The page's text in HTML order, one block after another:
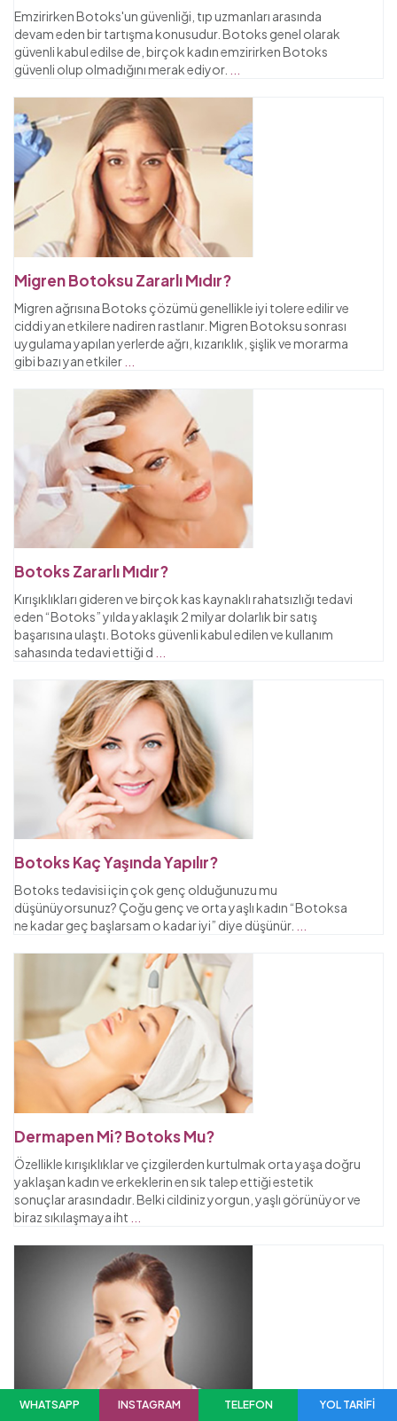
Emzirirken Botoks'un güvenliği, tıp uzmanları arasında
devam eden bir tartışma konusudur. Botoks genel olarak
güvenli kabul edilse de, birçok kadın emzirirken Botoks
güvenli olup olmadığını merak ediyor.
Migren Botoksu Zararlı Mıdır?
Migren ağrısına Botoks çözümü genellikle iyi tolere edilir ve
ciddi yan etkilere nadiren rastlanır. Migren Botoksu sonrası
uygulama yapılan yerlerde ağrı, kızarıklık, şişlik ve morarma
gibi bazı yan etkiler
Botoks Zararlı Mıdır?
Kırışıklıkları gideren ve birçok kas kaynaklı rahatsızlığı tedavi
eden “Botoks” yılda yaklaşık 2 milyar dolarlık bir satış
başarısına ulaştı. Botoks güvenli kabul edilen ve kullanım
sahasında tedavi ettiği d
Botoks Kaç Yaşında Yapılır?
Botoks tedavisi için çok genç olduğunuzu mu
düşünüyorsunuz? Çoğu genç ve orta yaşlı kadın “Botoksa
ne kadar geç başlarsam o kadar iyi” diye düşünür.
Dermapen Mi? Botoks Mu?
Özellikle kırışıklıklar ve çizgilerden kurtulmak orta yaşa doğru
yaklaşan kadın ve erkeklerin en sık talep ettiği estetik
sonuçlar arasındadır. Belki cildiniz yorgun, yaşlı görünüyor ve
biraz sıkılaşmaya iht
WHATSAPP INSTAGRAM TELEFON YOL TARİFİ